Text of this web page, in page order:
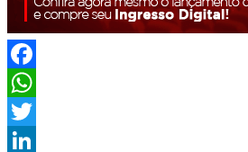
Facebook
WhatsApp
Twitter